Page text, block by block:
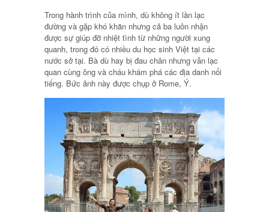
Trong hành trình của mình, dù không ít lần lạc
đường và gặp khó khăn nhưng cả ba luôn nhận
được sự giúp đỡ nhiệt tình từ những người xung
quanh, trong đó có nhiều du học sinh Việt tại các
nước sở tại. Bà dù hay bị đau chân nhưng vẫn lạc
quan cùng ông và cháu khám phá các địa danh nổi
tiếng. Bức ảnh này được chụp ở Rome, Ý.